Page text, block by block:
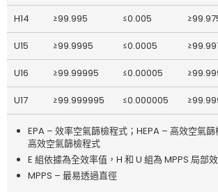
H14 ≥99.995 ≤0.005
U15 ≥99.9995 ≤0.0005
U16 ≥99.99995 ≤0.00005
U17 ≥99.999995 ≤0.000005
EPA – 效率空氣篩檢程式；HEPA – 高效空氣
高效空氣篩檢程式
E 組依據為全效率值，H 和 U 組為 MPPS 局部
MPPS – 最易透過直徑